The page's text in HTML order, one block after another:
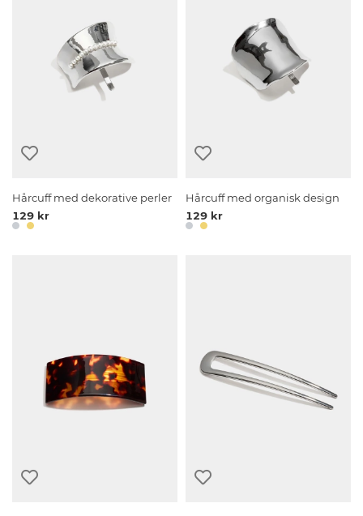
Hårcuff med dekorative perler
129 kr
Hårcuff med organisk design
129 kr